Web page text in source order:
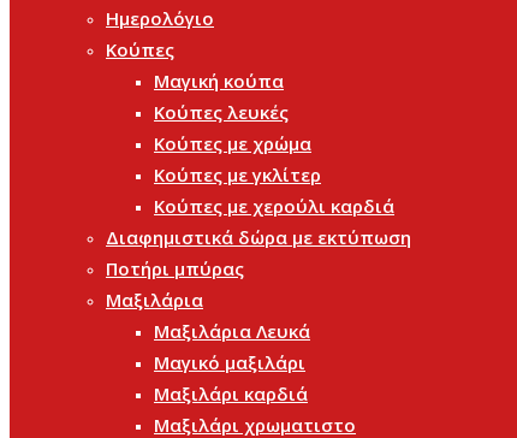
Ημερολόγιο
Κούπες
Μαγική κούπα
Κούπες λευκές
Κούπες με χρώμα
Κούπες με γκλίτερ
Κούπες με χερούλι καρδιά
Διαφημιστικά δώρα με εκτύπωση
Ποτήρι μπύρας
Μαξιλάρια
Μαξιλάρια Λευκά
Μαγικό μαξιλάρι
Μαξιλάρι καρδιά
Μαξιλάρι χρωματιστο